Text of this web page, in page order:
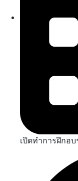
เปิดทำการฝึกอ